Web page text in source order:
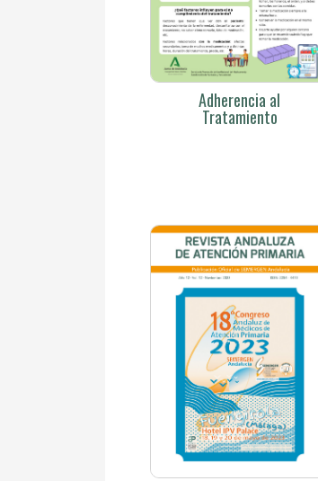
Adherencia al
Tratamiento